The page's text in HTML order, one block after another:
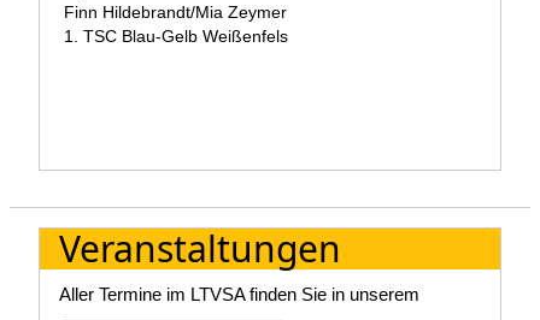
Finn Hildebrandt/Mia Zeymer
1. TSC Blau-Gelb Weißenfels
Veranstaltungen
Aller Termine im LTVSA finden Sie in unserem